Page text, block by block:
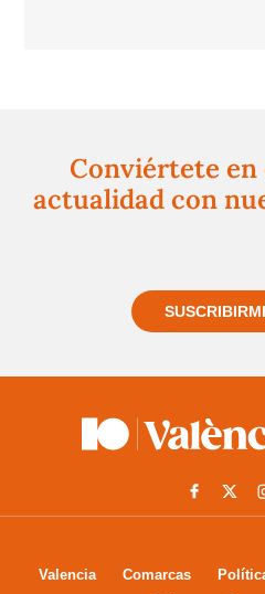
Conviértete en
actualidad con
Valencia Comarcas